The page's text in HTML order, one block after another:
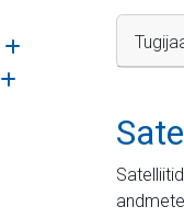
Ava alammenüü
Ava alammenüü